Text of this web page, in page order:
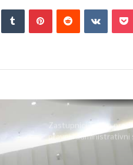
Zastupnici Trojke
pravni i administrativni
Memorijalni centar